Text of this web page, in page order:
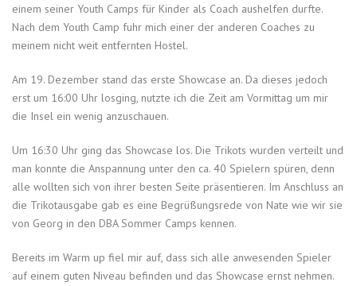
einem seiner Youth Camps für Kinder als Coach aushelfen durfte.
Nach dem Youth Camp fuhr mich einer der anderen Coaches zu
meinem nicht weit entfernten Hostel.
Am 19. Dezember stand das erste Showcase an. Da dieses jedoch
erst um 16:00 Uhr losging, nutzte ich die Zeit am Vormittag um mir
die Insel ein wenig anzuschauen.
Um 16:30 Uhr ging das Showcase los. Die Trikots wurden verteilt und
man konnte die Anspannung unter den ca. 40 Spielern spüren, denn
alle wollten sich von ihrer besten Seite präsentieren. Im Anschluss an
die Trikotausgabe gab es eine Begrüßungsrede von Nate wie wir sie
von Georg in den DBA Sommer Camps kennen.
Bereits im Warm up fiel mir auf, dass sich alle anwesenden Spieler
auf einem guten Niveau befinden und das Showcase ernst nehmen.